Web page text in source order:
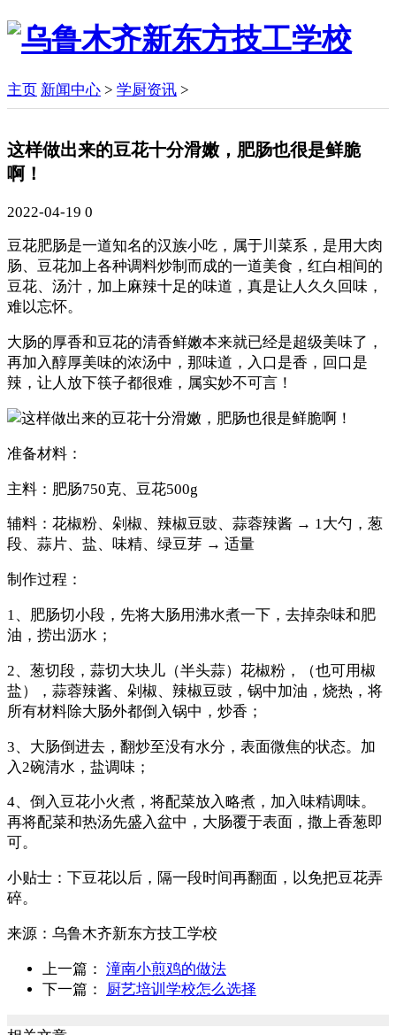
主页 新闻中心 > 学厨资讯 >
这样做出来的豆花十分滑嫩，肥肠也很是鲜脆
啊！
2022-04-19 0
豆花肥肠是一道知名的汉族小吃，属于川菜系，是用大肉
肠、豆花加上各种调料炒制而成的一道美食，红白相间的
豆花、汤汁，加上麻辣十足的味道，真是让人久久回味，
难以忘怀。
大肠的厚香和豆花的清香鲜嫩本来就已经是超级美味了，
再加入醇厚美味的浓汤中，那味道，入口是香，回口是
辣，让人放下筷子都很难，属实妙不可言！
准备材料：
主料：肥肠750克、豆花500g
辅料：花椒粉、剁椒、辣椒豆豉、蒜蓉辣酱 → 1大勺，葱
段、蒜片、盐、味精、绿豆芽 → 适量
制作过程：
1、肥肠切小段，先将大肠用沸水煮一下，去掉杂味和肥
油，捞出沥水；
2、葱切段，蒜切大块儿（半头蒜）花椒粉，（也可用椒
盐），蒜蓉辣酱、剁椒、辣椒豆豉，锅中加油，烧热，将
所有材料除大肠外都倒入锅中，炒香；
3、大肠倒进去，翻炒至没有水分，表面微焦的状态。加
入2碗清水，盐调味；
4、倒入豆花小火煮，将配菜放入略煮，加入味精调味。
再将配菜和热汤先盛入盆中，大肠覆于表面，撒上香葱即
可。
小贴士：下豆花以后，隔一段时间再翻面，以免把豆花弄
碎。
来源： 乌鲁木齐新东方技工学校
上一篇： 潼南小煎鸡的做法
下一篇： 厨艺培训学校怎么选择